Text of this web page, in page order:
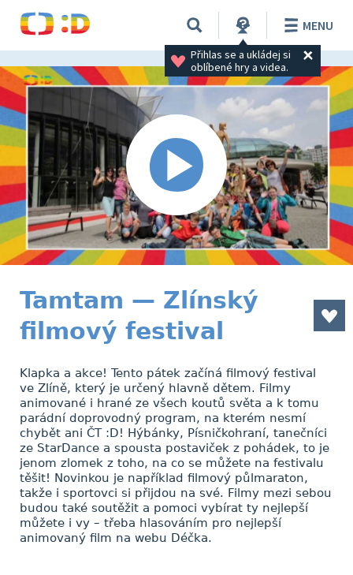
Přihlas se a ukládej si
oblíbené hry a videa.
MENU
Tamtam — Zlínský
filmový festival
Klapka a akce! Tento pátek začíná filmový festival
ve Zlíně, který je určený hlavně dětem. Filmy
animované i hrané ze všech koutů světa a k tomu
parádní doprovodný program, na kterém nesmí
chybět ani ČT :D! Hýbánky, Písničkohraní, tanečníci
ze StarDance a spousta postaviček z pohádek, to je
jenom zlomek z toho, na co se můžete na festivalu
těšit! Novinkou je například filmový půlmaraton,
takže i sportovci si přijdou na své. Filmy mezi sebou
budou také soutěžit a pomoci vybírat ty nejlepší
můžete i vy – třeba hlasováním pro nejlepší
animovaný film na webu Déčka.